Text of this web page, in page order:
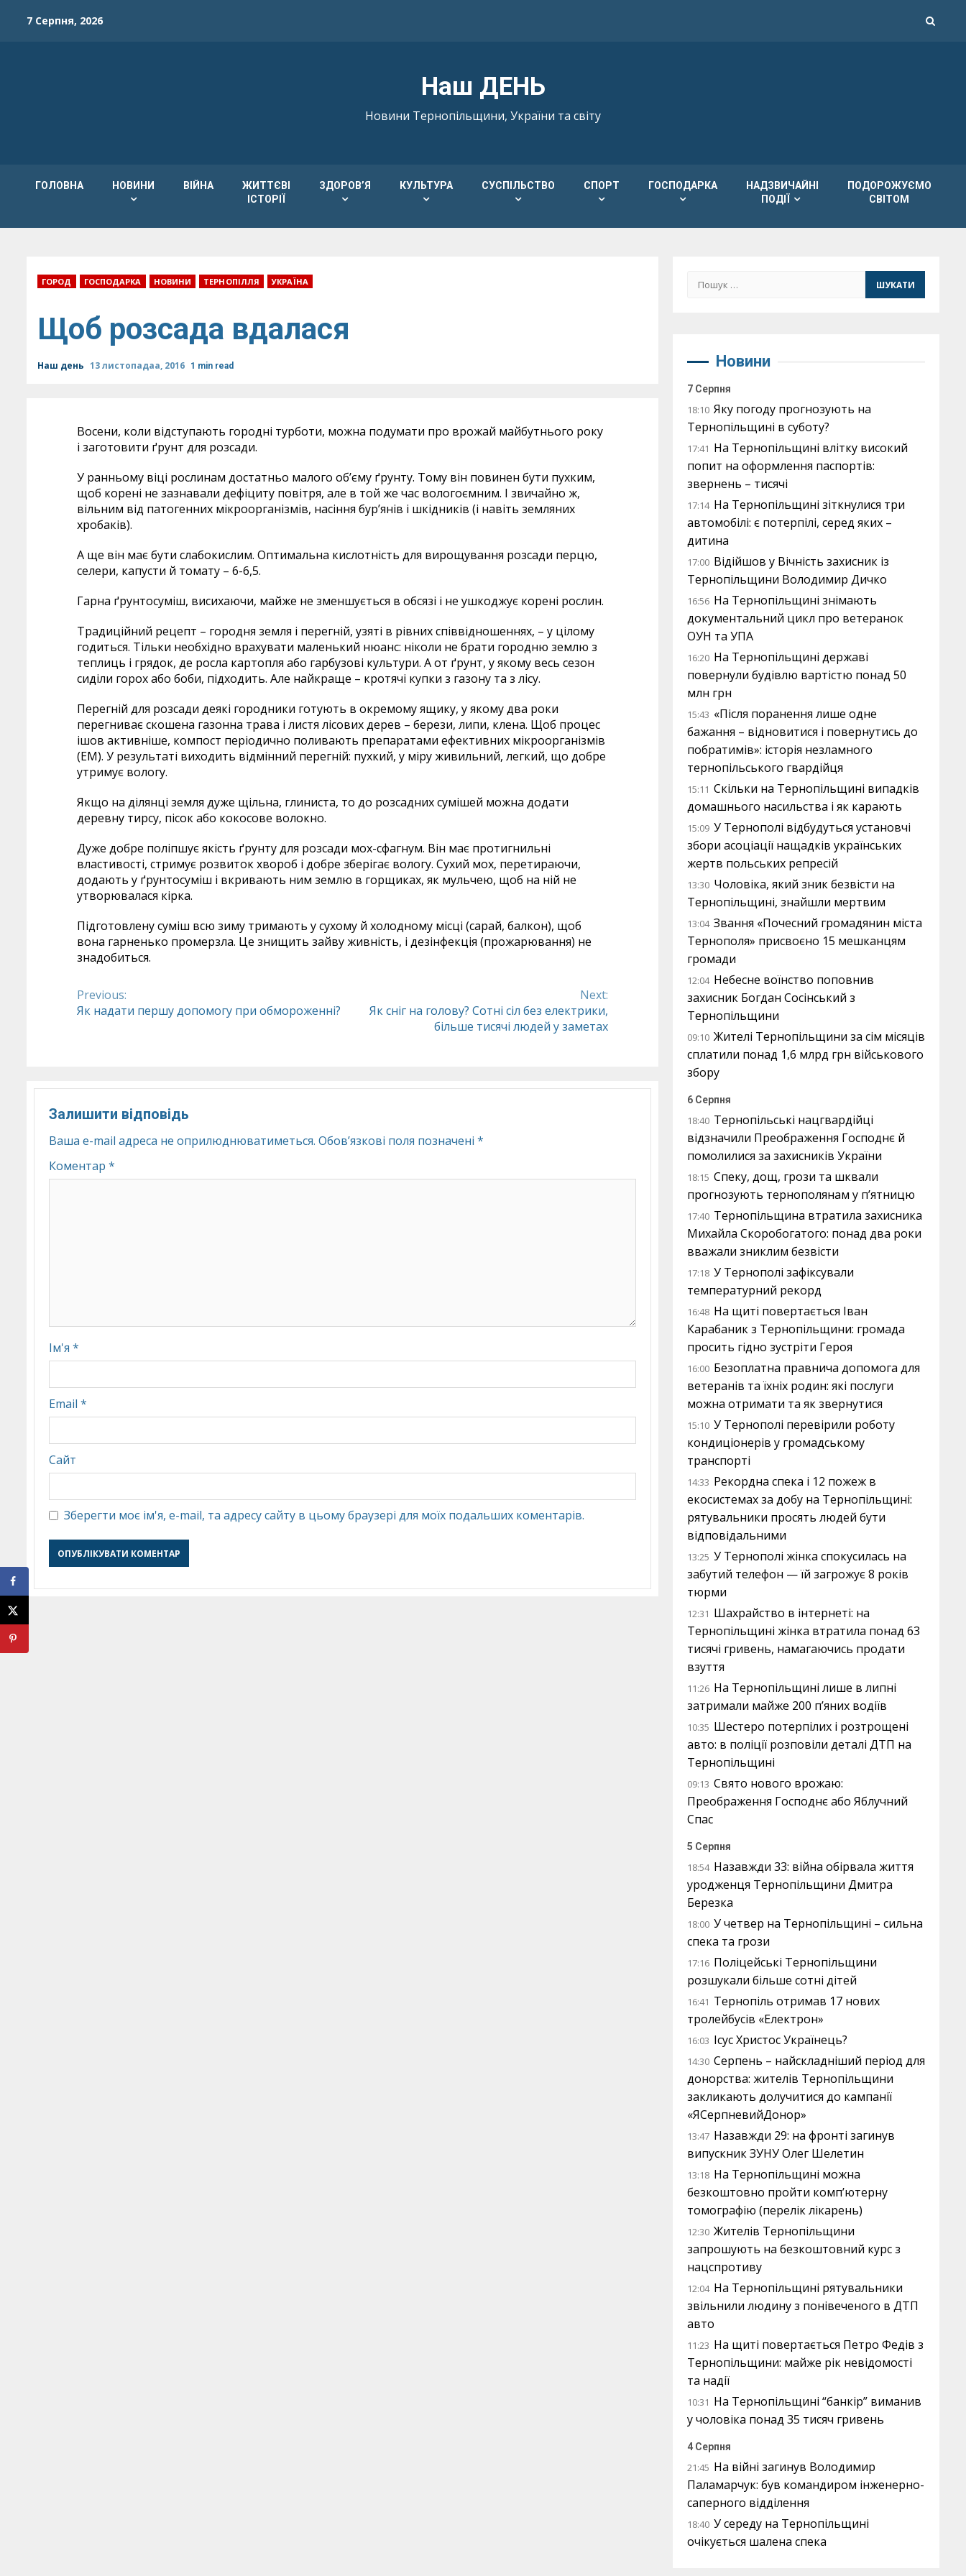
7 Серпня, 2026
Наш ДЕНЬ
Новини Тернопільщини, України та світу
ГОЛОВНА НОВИНИ ВІЙНА
ЖИТТЄВІ
ІСТОРІЇ
ЗДОРОВ’Я КУЛЬТУРА СУСПІЛЬСТВО СПОРТ ГОСПОДАРКА
НАДЗВИЧАЙНІ
ПОДІЇ
ПОДОРОЖУЄМО
СВІТОМ
ГОРОД ГОСПОДАРКА НОВИНИ ТЕРНОПІЛЛЯ УКРАЇНА
Щоб розсада вдалася
Наш день 13 листопадаа, 2016 1 min read
Восени, коли відступають городні турботи, можна подумати про врожай майбутнього року
і заготовити ґрунт для розсади.
У ранньому віці рослинам достатньо малого об’єму ґрунту. Тому він повинен бути пухким,
щоб корені не зазнавали дефіциту повітря, але в той же час вологоємним. І звичайно ж,
вільним від патогенних мікроорганізмів, насіння бур’янів і шкідників (і навіть земляних
хробаків).
А ще він має бути слабокислим. Оптимальна кислотність для вирощування розсади перцю,
селери, капусти й томату – 6-6,5.
Гарна ґрунтосуміш, висихаючи, майже не зменшується в обсязі і не ушкоджує корені рослин.
Традиційний рецепт – городня земля і перегній, узяті в рівних співвідношеннях, – у цілому
годиться. Тільки необхідно врахувати маленький нюанс: ніколи не брати городню землю з
теплиць і грядок, де росла картопля або гарбузові культури. А от ґрунт, у якому весь сезон
сиділи горох або боби, підходить. Але найкраще – кротячі купки з газону та з лісу.
Перегній для розсади деякі городники готують в окремому ящику, у якому два роки
перегниває скошена газонна трава і листя лісових дерев – берези, липи, клена. Щоб процес
ішов активніше, компост періодично поливають препаратами ефективних мікроорганізмів
(ЕМ). У результаті виходить відмінний перегній: пухкий, у міру живильний, легкий, що добре
утримує вологу.
Якщо на ділянці земля дуже щільна, глиниста, то до розсадних сумішей можна додати
деревну тирсу, пісок або кокосове волокно.
Дуже добре поліпшує якість ґрунту для розсади мох-сфагнум. Він має протигнильні
властивості, стримує розвиток хвороб і добре зберігає вологу. Сухий мох, перетираючи,
додають у ґрунтосуміш і вкривають ним землю в горщиках, як мульчею, щоб на ній не
утворювалася кірка.
Підготовлену суміш всю зиму тримають у сухому й холодному місці (сарай, балкон), щоб
вона гарненько промерзла. Це знищить зайву живність, і дезінфекція (прожарювання) не
знадобиться.
Continue
Previous:
Як надати першу допомогу при обмороженні?
Next:
Як сніг на голову? Сотні сіл без електрики,
більше тисячі людей у заметах
Залишити відповідь
Ваша e-mail адреса не оприлюднюватиметься. Обов’язкові поля позначені *
Коментар *
Ім'я *
Email *
Сайт
Зберегти моє ім'я, e-mail, та адресу сайту в цьому браузері для моїх подальших коментарів.
Пошук:
Новини
7 Серпня
18:10 Яку погоду прогнозують на
Тернопільщині в суботу?
17:41 На Тернопільщині влітку високий
попит на оформлення паспортів:
звернень – тисячі
17:14 На Тернопільщині зіткнулися три
автомобілі: є потерпілі, серед яких –
дитина
17:00 Відійшов у Вічність захисник із
Тернопільщини Володимир Дичко
16:56 На Тернопільщині знімають
документальний цикл про ветеранок
ОУН та УПА
16:20 На Тернопільщині державі
повернули будівлю вартістю понад 50
млн грн
15:43 «Після поранення лише одне
бажання – відновитися і повернутись до
побратимів»: історія незламного
тернопільського гвардійця
15:11 Скільки на Тернопільщині випадків
домашнього насильства і як карають
15:09 У Тернополі відбудуться установчі
збори асоціації нащадків українських
жертв польських репресій
13:30 Чоловіка, який зник безвісти на
Тернопільщині, знайшли мертвим
13:04 Звання «Почесний громадянин міста
Тернополя» присвоєно 15 мешканцям
громади
12:04 Небесне воїнство поповнив
захисник Богдан Сосінський з
Тернопільщини
09:10 Жителі Тернопільщини за сім місяців
сплатили понад 1,6 млрд грн військового
збору
6 Серпня
18:40 Тернопільські нацгвардійці
відзначили Преображення Господнє й
помолилися за захисників України
18:15 Спеку, дощ, грози та шквали
прогнозують тернополянам у п’ятницю
17:40 Тернопільщина втратила захисника
Михайла Скоробогатого: понад два роки
вважали зниклим безвісти
17:18 У Тернополі зафіксували
температурний рекорд
16:48 На щиті повертається Іван
Карабаник з Тернопільщини: громада
просить гідно зустріти Героя
16:00 Безоплатна правнича допомога для
ветеранів та їхніх родин: які послуги
можна отримати та як звернутися
15:10 У Тернополі перевірили роботу
кондиціонерів у громадському
транспорті
14:33 Рекордна спека і 12 пожеж в
екосистемах за добу на Тернопільщині:
рятувальники просять людей бути
відповідальними
13:25 У Тернополі жінка спокусилась на
забутий телефон — їй загрожує 8 років
тюрми
12:31 Шахрайство в інтернеті: на
Тернопільщині жінка втратила понад 63
тисячі гривень, намагаючись продати
взуття
11:26 На Тернопільщині лише в липні
затримали майже 200 п’яних водіїв
10:35 Шестеро потерпілих і розтрощені
авто: в поліції розповіли деталі ДТП на
Тернопільщині
09:13 Свято нового врожаю:
Преображення Господнє або Яблучний
Спас
5 Серпня
18:54 Назавжди 33: війна обірвала життя
уродженця Тернопільщини Дмитра
Березка
18:00 У четвер на Тернопільщині – сильна
спека та грози
17:16 Поліцейські Тернопільщини
розшукали більше сотні дітей
16:41 Тернопіль отримав 17 нових
тролейбусів «Електрон»
16:03 Ісус Христос Українець?
14:30 Серпень – найскладніший період для
донорства: жителів Тернопільщини
закликають долучитися до кампанії
«ЯСерпневийДонор»
13:47 Назавжди 29: на фронті загинув
випускник ЗУНУ Олег Шелетин
13:18 На Тернопільщині можна
безкоштовно пройти комп’ютерну
томографію (перелік лікарень)
12:30 Жителів Тернопільщини
запрошують на безкоштовний курс з
нацспротиву
12:04 На Тернопільщині рятувальники
звільнили людину з понівеченого в ДТП
авто
11:23 На щиті повертається Петро Федів з
Тернопільщини: майже рік невідомості
та надії
10:31 На Тернопільщині “банкір” виманив
у чоловіка понад 35 тисяч гривень
4 Серпня
21:45 На війні загинув Володимир
Паламарчук: був командиром інженерно-
саперного відділення
18:40 У середу на Тернопільщині
очікується шалена спека